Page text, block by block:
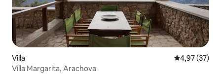
Villa
4,97 (37)
Villa Margarita, Arachova